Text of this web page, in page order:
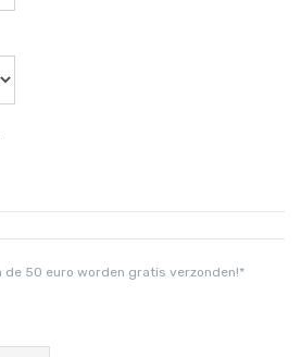
de 50 euro worden gratis verzonden!*